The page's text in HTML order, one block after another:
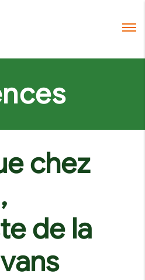
chez
de la